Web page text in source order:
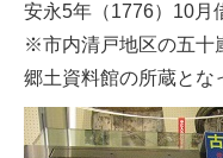
安永5年（1776）10月
※市内清戸地区の五十
郷土資料館の所蔵とな